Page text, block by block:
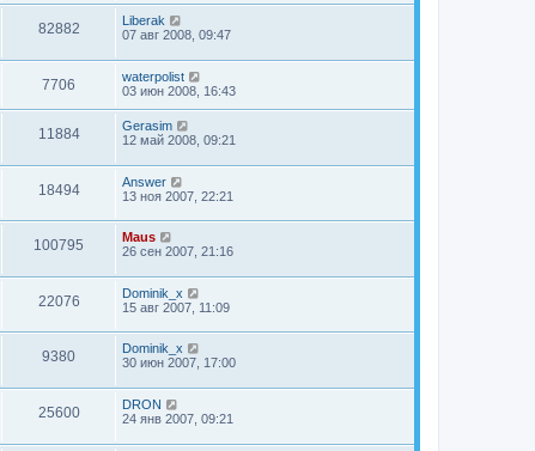
82882
Liberak
07 авг 2008, 09:47
7706
waterpolist
03 июн 2008, 16:43
11884
Gerasim
12 май 2008, 09:21
18494
Answer
13 ноя 2007, 22:21
100795
Maus
26 сен 2007, 21:16
22076
Dominik_x
15 авг 2007, 11:09
9380
Dominik_x
30 июн 2007, 17:00
25600
DRON
24 янв 2007, 09:21